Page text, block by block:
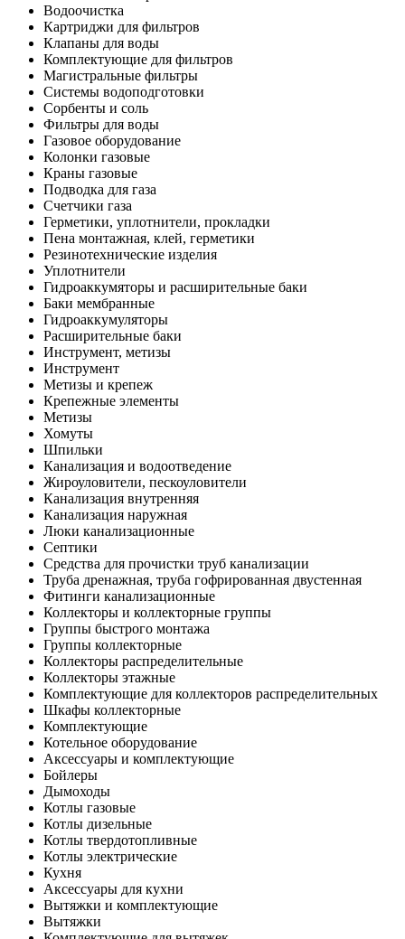
Водоочистка
Картриджи для фильтров
Клапаны для воды
Комплектующие для фильтров
Магистральные фильтры
Системы водоподготовки
Сорбенты и соль
Фильтры для воды
Газовое оборудование
Колонки газовые
Краны газовые
Подводка для газа
Счетчики газа
Герметики, уплотнители, прокладки
Пена монтажная, клей, герметики
Резинотехнические изделия
Уплотнители
Гидроаккумяторы и расширительные баки
Баки мембранные
Гидроаккумуляторы
Расширительные баки
Инструмент, метизы
Инструмент
Метизы и крепеж
Крепежные элементы
Метизы
Хомуты
Шпильки
Канализация и водоотведение
Жироуловители, пескоуловители
Канализация внутренняя
Канализация наружная
Люки канализационные
Септики
Средства для прочистки труб канализации
Труба дренажная, труба гофрированная двустенная
Фитинги канализационные
Коллекторы и коллекторные группы
Группы быстрого монтажа
Группы коллекторные
Коллекторы распределительные
Коллекторы этажные
Комплектующие для коллекторов распределительных
Шкафы коллекторные
Комплектующие
Котельное оборудование
Аксессуары и комплектующие
Бойлеры
Дымоходы
Котлы газовые
Котлы дизельные
Котлы твердотопливные
Котлы электрические
Кухня
Аксессуары для кухни
Вытяжки и комплектующие
Вытяжки